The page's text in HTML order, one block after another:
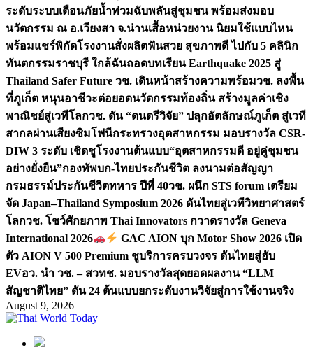
ระดับระบบเตือนภัยน้ำท่วมฉับพลันสู่ชุมชน พร้อมส่งมอบ
นวัตกรรม ณ อ.เวียงสา จ.น่านเสื้อหน่วยงาน นิยมใช้แบบไหน
พร้อมแชร์พิกัดโรงงานสั่งผลิตฟันสวย สุขภาพดี ไปกับ 5 คลินิก
ทันตกรรมราชบุรี ใกล้ฉันถอดบทเรียน Earthquake 2025 สู่
Thailand Safer Future วช. เดินหน้าสร้างความพร้อมวช. ลงพื้น
ที่ภูเก็ต หนุนอาชีวะต่อยอดนวัตกรรมท้องถิ่น สร้างมูลค่าเชิง
พาณิชย์สู่เวทีโลกวช. ดัน “ดนตรีวิจัย” ปลุกอัตลักษณ์ภูเก็ต สู่เวที
สากลผ่านเสียงซิมโฟนีกระทรวงอุตสาหกรรม มอบรางวัล CSR-
DIW 3 ระดับ เชิดชูโรงงานต้นแบบ“อุตสาหกรรมดี อยู่คู่ชุมชน
อย่างยั่งยืน”กองทัพบก-ไทยประกันชีวิต ลงนามต่อสัญญา
กรมธรรม์ประกันชีวิตทหาร ปีที่ 40วช. ผนึก STS forum เตรียม
จัด Japan–Thailand Symposium 2026 ดันไทยสู่เวทีวิทยาศาสตร์
โลกวช. โชว์ศักยภาพ Thai Innovators กวาดรางวัล Geneva
International 2026
GAC AION บุก Motor Show 2026 เปิด
ตัว AION V 500 Premium ชูบริการครบวงจร ดันไทยสู่ฮับ
EVอว. นำ วช. – สวทช. มอบรางวัลสุดยอดผลงาน “LLM
สัญชาติไทย” ดัน 24 ต้นแบบยกระดับงานวิจัยสู่การใช้งานจริง
August 9, 2026